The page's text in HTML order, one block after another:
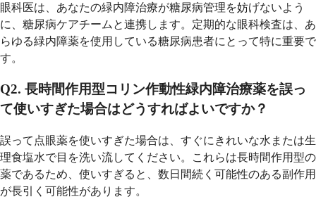
眼科医は、あなたの緑内障治療が糖尿病管理を妨げないよう
に、糖尿病ケアチームと連携します。定期的な眼科検査は、あ
らゆる緑内障薬を使用している糖尿病患者にとって特に重要で
す。
Q2. 長時間作用型コリン作動性緑内障治療薬を誤っ
て使いすぎた場合はどうすればよいですか？
誤って点眼薬を使いすぎた場合は、すぐにきれいな水または生
理食塩水で目を洗い流してください。これらは長時間作用型の
薬であるため、使いすぎると、数日間続く可能性のある副作用
が長引く可能性があります。